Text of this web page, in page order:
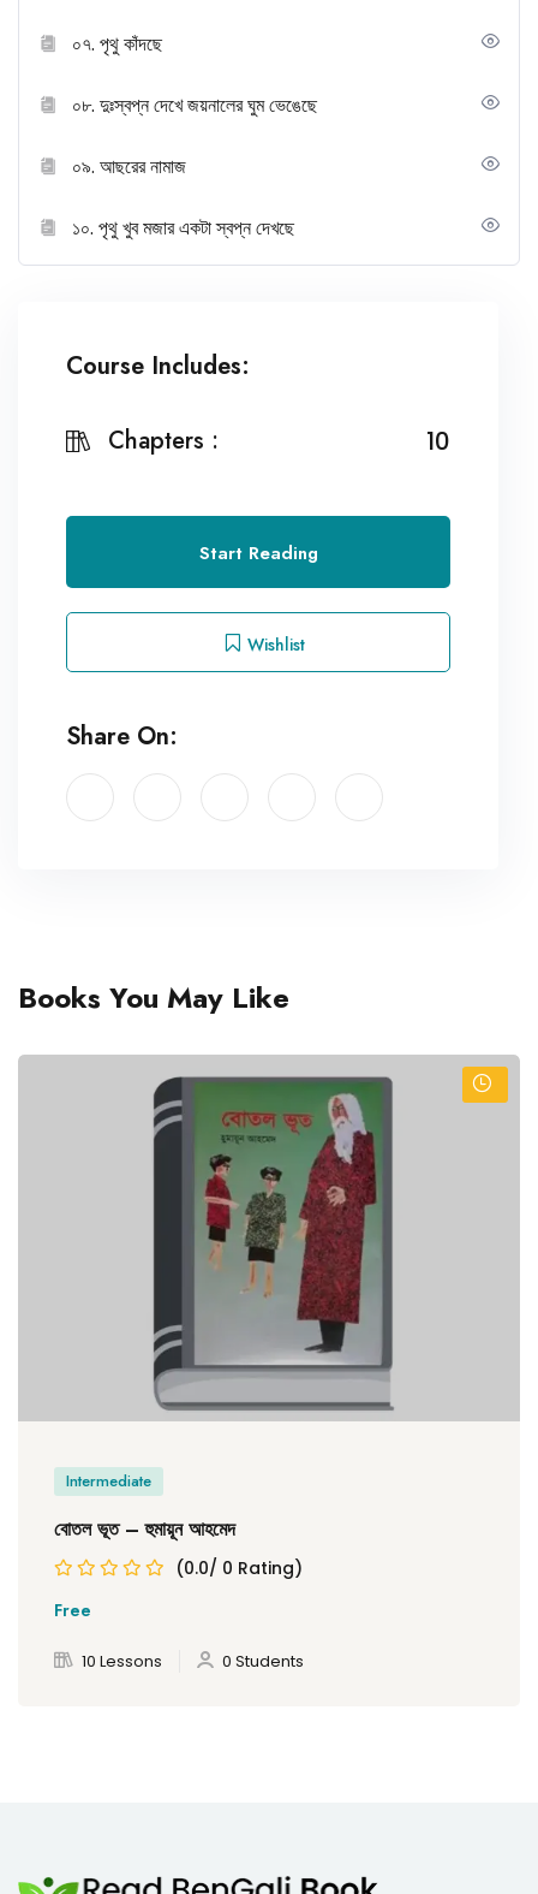
০৭. পৃথু কাঁদছে
০৮. দুঃস্বপ্ন দেখে জয়নালের ঘুম ভেঙেছে
০৯. আছরের নামাজ
১০. পৃথু খুব মজার একটা স্বপ্ন দেখছে
Course Includes:
Chapters : 10
Start Reading
Wishlist
Share On:
Books You May Like
Intermediate
বোতল ভূত – হুমায়ূন আহমেদ
(0.0/ 0 Rating)
Free
10 Lessons 0 Students